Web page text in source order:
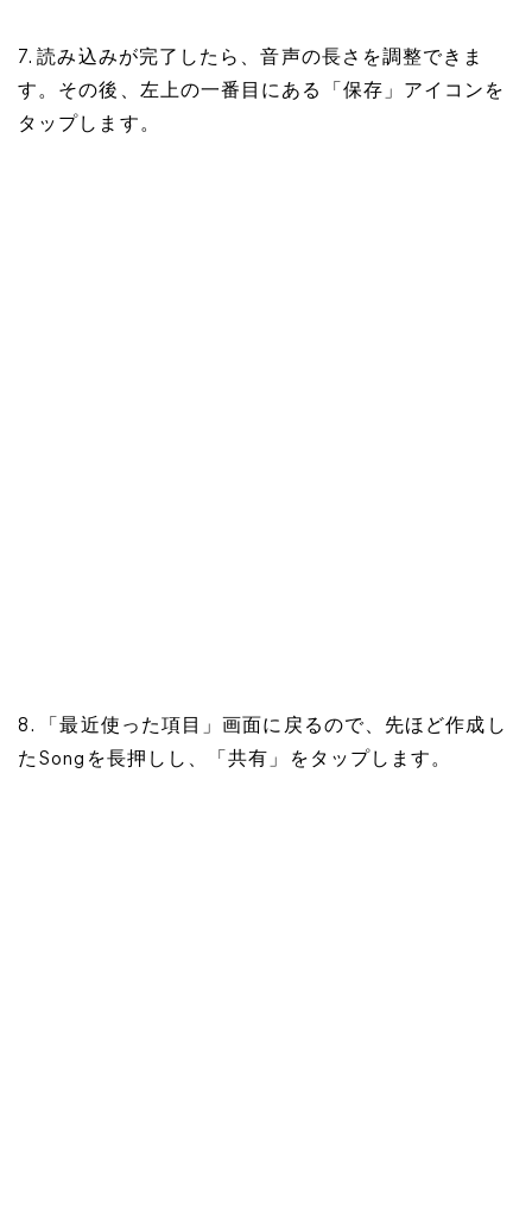
7. 読み込みが完了したら、音声の長さを調整できま
す。その後、左上の一番目にある「保存」アイコンを
タップします。
8. 「最近使った項目」画面に戻るので、先ほど作成し
たSongを長押しし、「共有」をタップします。